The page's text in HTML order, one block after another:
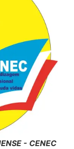
- CENEC